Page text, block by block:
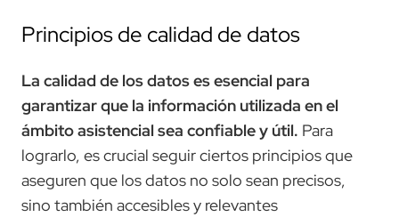
Principios de calidad de datos
La calidad de los datos es esencial para
garantizar que la información utilizada en el
ámbito asistencial sea confiable y útil. Para
lograrlo, es crucial seguir ciertos principios que
aseguren que los datos no solo sean precisos,
sino también accesibles y relevantes